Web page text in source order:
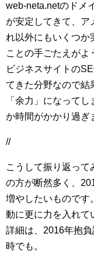
web-neta.netのドメ
が安定してきて、ア
れ以外にもいくつか
ことの手ごたえがよ
ビジネスサイトの
てきた分野なので結
「余力」になって
か時間がかかり過ぎ
//
こうして振り返って
の方が断然多く、
増やしたいものです
動に更に力を入れて
詳細は、2016年抱
時でも。